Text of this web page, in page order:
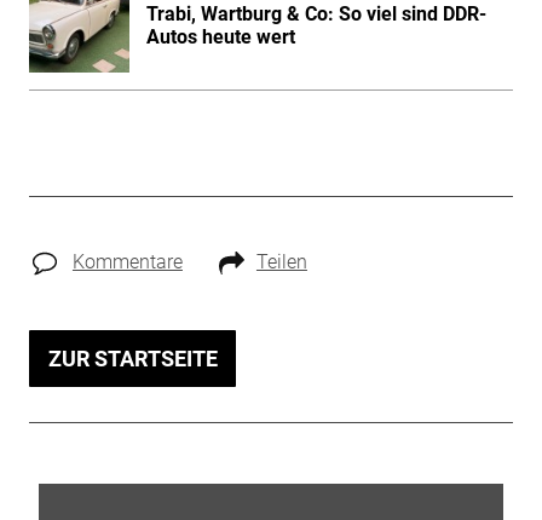
Trabi, Wartburg & Co: So viel sind DDR-
Autos heute wert
Kommentare Teilen
ZUR STARTSEITE